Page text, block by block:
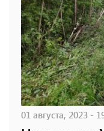
01 августа, 2023 -